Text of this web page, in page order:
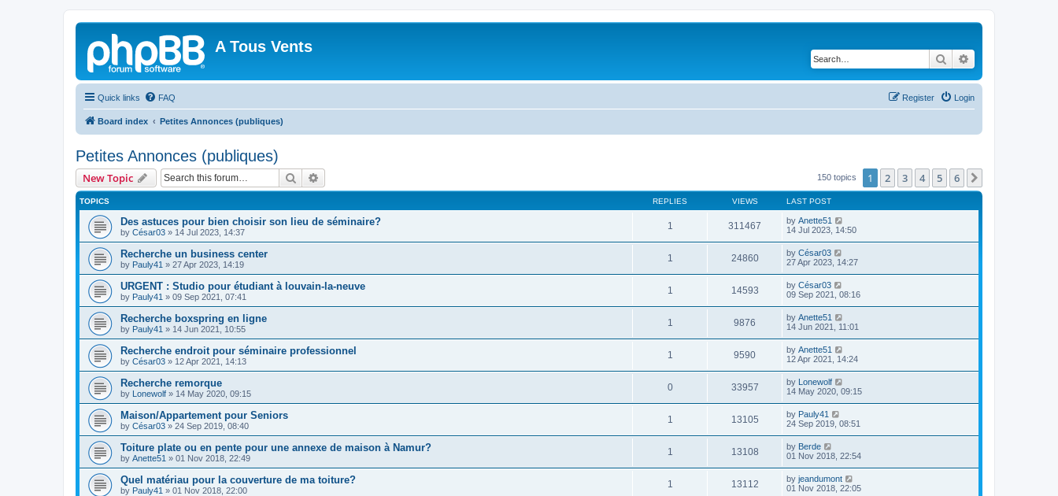
A Tous Vents
Search
Quick links FAQ Login
Register
Board index Petites Annonces (publiques)
Petites Annonces (publiques)
New Topic Search 150 topics 1 2 3 4 5 6
TOPICS REPLIES VIEWS LAST POST
Des astuces pour bien choisir son lieu de séminaire?
by César03 » 14 Jul 2023, 14:37
1 311467 by Anette51
14 Jul 2023, 14:50
Recherche un business center
by Pauly41 » 27 Apr 2023, 14:19
1 24860 by César03
27 Apr 2023, 14:27
URGENT : Studio pour étudiant à louvain-la-neuve
by Pauly41 » 09 Sep 2021, 07:41
1 14593 by César03
09 Sep 2021, 08:16
Recherche boxspring en ligne
by Pauly41 » 14 Jun 2021, 10:55
1 9876 by Anette51
14 Jun 2021, 11:01
Recherche endroit pour séminaire professionnel
by César03 » 12 Apr 2021, 14:13
1 9590 by Anette51
12 Apr 2021, 14:24
Recherche remorque
by Lonewolf » 14 May 2020, 09:15
0 33957 by Lonewolf
14 May 2020, 09:15
Maison/Appartement pour Seniors
by César03 » 24 Sep 2019, 08:40
1 13105 by Pauly41
24 Sep 2019, 08:51
Toiture plate ou en pente pour une annexe de maison à Namur?
by Anette51 » 01 Nov 2018, 22:49
1 13108 by Berde
01 Nov 2018, 22:54
Quel matériau pour la couverture de ma toiture?
by Pauly41 » 01 Nov 2018, 22:00
1 13112 by jeandumont
01 Nov 2018, 22:05